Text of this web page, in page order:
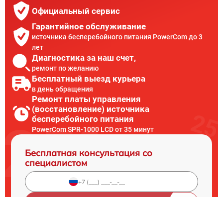
Официальный сервис
Гарантийное обслуживание
источника бесперебойного питания PowerCom до 3
лет
Диагностика за наш счет,
ремонт по желанию
Бесплатный выезд курьера
в день обращения
Ремонт платы управления
(восстановление) источника
бесперебойного питания
PowerCom SPR-1000 LCD от 35 минут
Бесплатная консультация со
специалистом